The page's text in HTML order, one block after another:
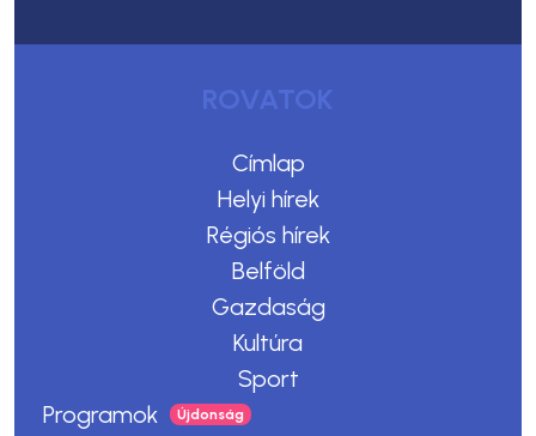
ROVATOK
Címlap
Helyi hírek
Régiós hírek
Belföld
Gazdaság
Kultúra
Sport
Programok